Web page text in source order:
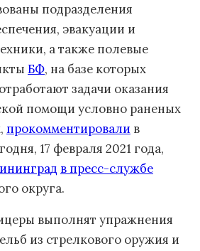
подразделения
эвакуации и
а также полевые
БФ, на базе которых
задачи оказания
помощи условно раненых
прокомментировали в
17 февраля 2021 года,
в пресс-службе
округа.
выполнят упражнения
из стрелкового оружия и